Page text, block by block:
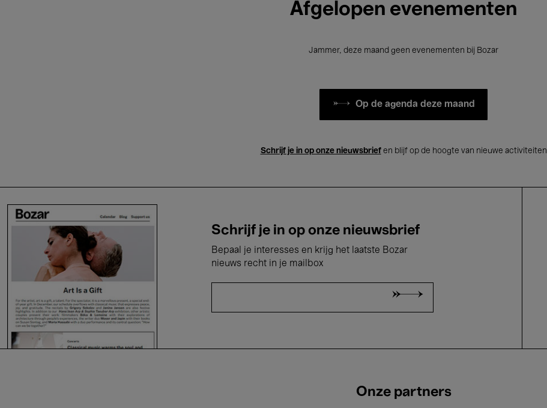
Afgelopen evenementen
Jammer, deze maand geen evenementen bij Bozar
Op de agenda deze maand
Schrijf je in op onze nieuwsbriefen blijf op de hoogte van nieuwe activiteiten
Schrijf je in op onze nieuwsbrief
Bepaal je interesses en krijg het laatste Bozar
nieuws recht in je mailbox
Onze partners